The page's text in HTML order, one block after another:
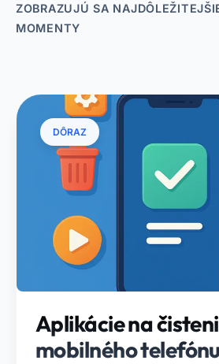
ZOBRAZUJÚ SA
MOMENTY
DÔRAZ
Aplikácie na
mobilného telefónu